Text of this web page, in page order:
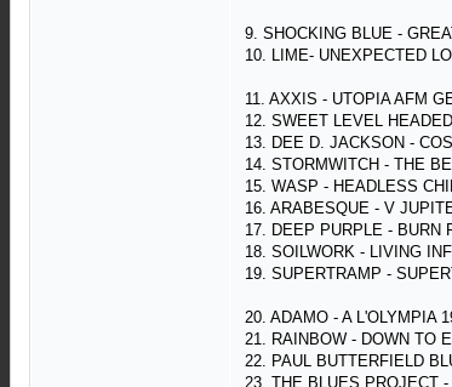
9. SHOCKING BLUE -
10. LIME- UNEXPECTED
11. AXXIS - UTOPIA AFM
12. SWEET LEVEL
13. DEE D. JACKSON -
14. STORMWITCH - THE
15. WASP - HEADLESS
16. ARABESQUE - V
17. DEEP PURPLE - BURN
18. SOILWORK - LIVING
19. SUPERTRAMP -
20. ADAMO - A L'OLYMPIA
21. RAINBOW - DOWN TO
22. PAUL BUTTERFIELD
23. THE BLUES PROJECT